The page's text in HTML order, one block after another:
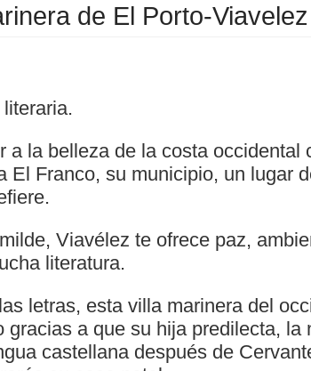
de El Porto-Viavelez
a la belleza de la costa occidental
El Franco, su municipio, un lugar
Viavélez te ofrece paz,
literatura.
letras, esta villa marinera del
gracias a que su hija predilecta, la
castellana después de